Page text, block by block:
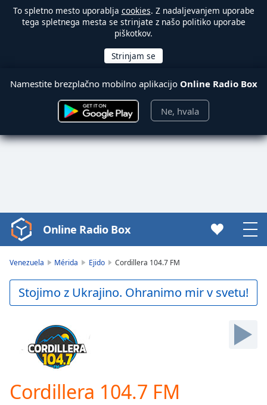
To spletno mesto uporablja cookies. Z nadaljevanjem uporabe
tega spletnega mesta se strinjate z našo politiko uporabe
piškotkov.
Namestite brezplačno mobilno aplikacijo Online Radio Box
Ne, hvala
Video
Player
Play
Video
Backward
Forward
Current
Time0:00
Online Radio Box
Venezuela Mérida Ejido Cordillera 104.7 FM
Stojimo z Ukrajino. Ohranimo mir v svetu!
Cordillera 104.7 FM